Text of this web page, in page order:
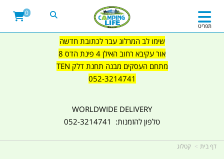
שימו לב המרלוג עבר לכתובת חדשה
אור עקיבא רחוב האילן 4 פינת הדס 8
מתחם העסקים מבנה תחנת דלק TEN
052-3214741
WORLDWIDE DELIVERY
טלפון להזמנות: 052-3214741
תפריט
0
דף בית קטלוג